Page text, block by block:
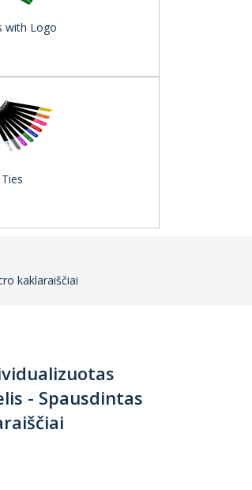
with Logo
kaklaraiščiai
- Spausdintas